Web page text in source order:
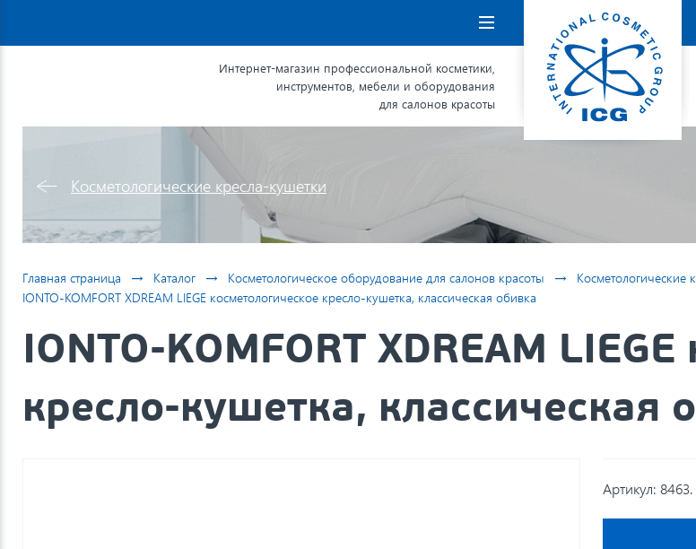
Навигация
Интернет-магазин профессиональной косметики,
инструментов, мебели и оборудования
для салонов красоты
Косметологические кресла-кушетки
Главная страница → Каталог → Косметологическое оборудование для салонов красоты → Косметологические
IONTO-KOMFORT XDREAM LIEGE косметологическое кресло-кушетка, классическая обивка
IONTO-KOMFORT XDREAM
кресло-кушетка, классическая
Артикул: 8463.